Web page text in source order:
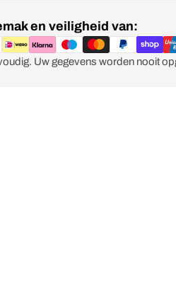
en veiligheid van:
Uw gegevens worden nooit